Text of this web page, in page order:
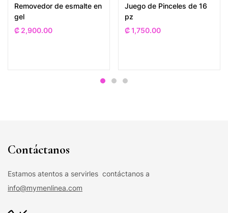
Removedor de esmalte en
gel
₡ 2,900.00
Juego de Pinceles de 16
pz
₡1,750.00
Contáctanos
Estamos atentos a servirles contáctanos a
info@mymenlinea.com